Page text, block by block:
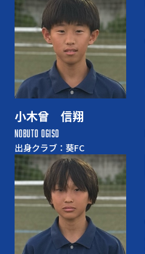
小木曾 信翔
NOBUTO OGISO
出身クラブ：葵FC